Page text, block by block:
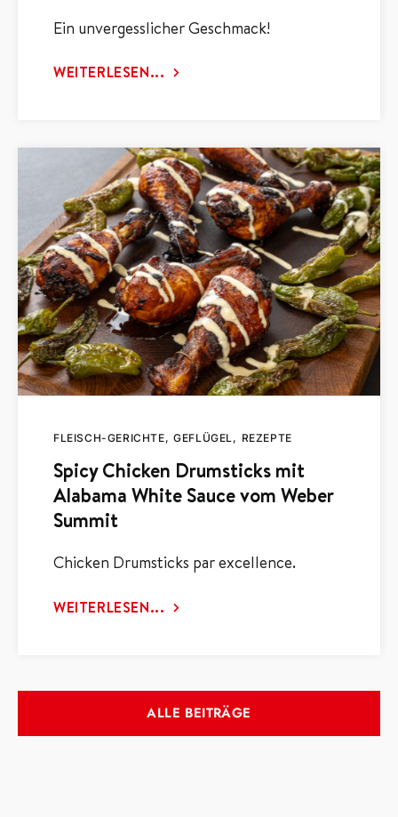
Ein unvergesslicher Geschmack!
WEITERLESEN...
FLEISCH-GERICHTE GEFLÜGEL REZEPTE
Spicy Chicken Drumsticks mit
Alabama White Sauce vom Weber
Summit
Chicken Drumsticks par excellence.
WEITERLESEN...
ALLE BEITRÄGE